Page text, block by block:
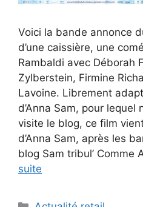
Voici la bande annonce
d’une caissière, une
Rambaldi avec Déborah
Zylberstein, Firmine
Lavoine. Librement
d’Anna Sam, pour lequel
visite le blog, ce film
d’Anna Sam, après les
blog Sam tribul’ Comme
suite
Catégories